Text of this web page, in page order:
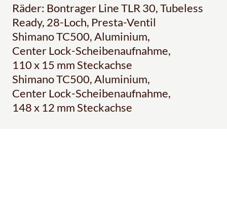
Räder: Bontrager Line TLR 30, Tubeless
Ready, 28-Loch, Presta-Ventil
Shimano TC500, Aluminium,
Center Lock-Scheibenaufnahme,
110 x 15 mm Steckachse
Shimano TC500, Aluminium,
Center Lock-Scheibenaufnahme,
148 x 12 mm Steckachse